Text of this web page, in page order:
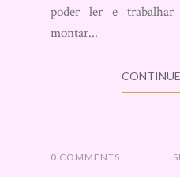
poder ler e trabalhar
montar...
0 COMMENTS